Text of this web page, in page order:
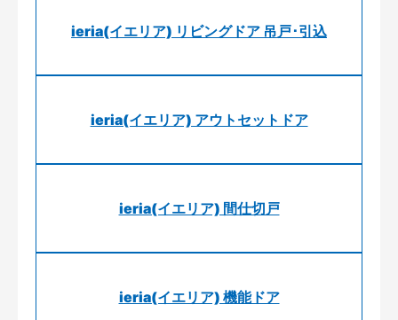
ieria(イエリア) リビングドア 吊戸･引込
ieria(イエリア) アウトセットドア
ieria(イエリア) 間仕切戸
ieria(イエリア) 機能ドア